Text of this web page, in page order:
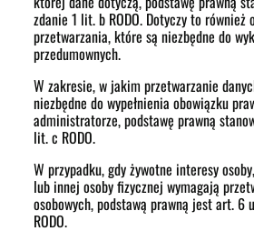
zdanie 1 lit. b RODO. Dotyczy to również
przetwarzania, które są niezbędne do
przedumownych.
W zakresie, w jakim przetwarzanie
niezbędne do wypełnienia obowiązku
administratorze, podstawę prawną
lit. c RODO.
W przypadku, gdy żywotne interesy
lub innej osoby fizycznej wymagają
osobowych, podstawą prawną jest art. 6
RODO.